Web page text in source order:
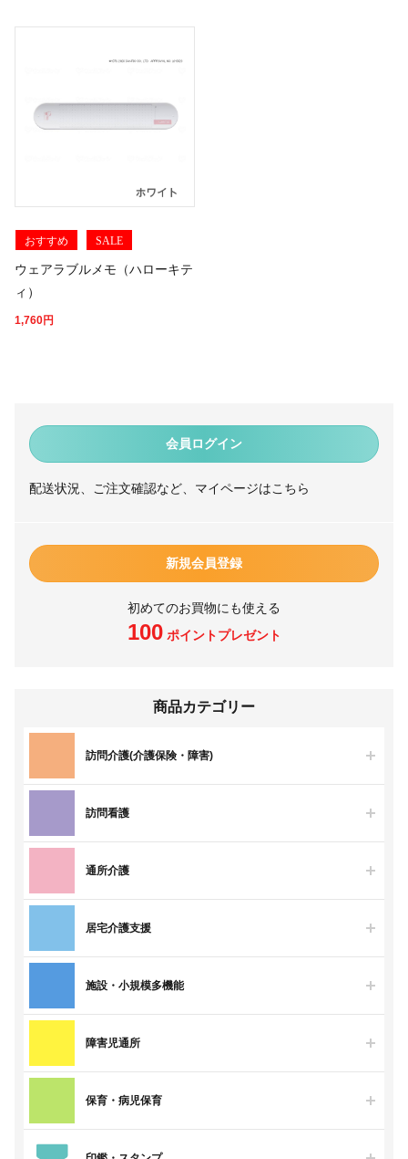
会員ログイン
配送状況、ご注文確認など、マイページはこちら
新規会員登録
初めてのお買物にも使える
100ポイントプレゼント
商品カテゴリー
訪問介護(介護保険・障害)
訪問看護
通所介護
居宅介護支援
施設・小規模多機能
障害児通所
保育・病児保育
おすすめ SALE
ウェアラブルメモ（ハローキテ
ィ）
1,760円